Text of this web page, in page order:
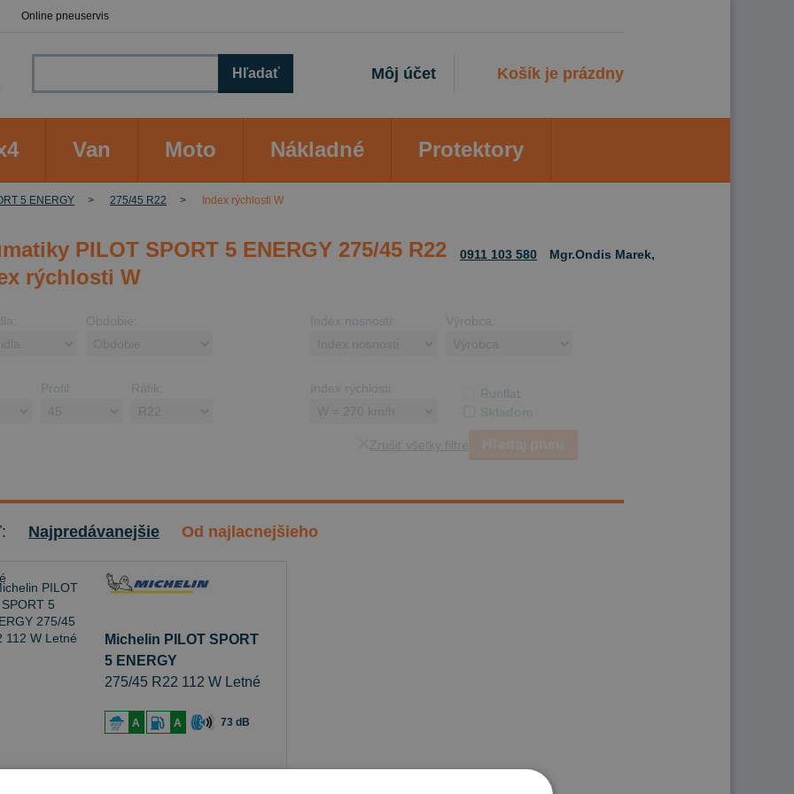
Online pneuservis
Košík je prázdny
Môj účet
Hľadať
Van Moto Nákladné Protektory
5 ENERGY 275/45 R22 Index rýchlosti W
PILOT SPORT 5 ENERGY 275/45 R22
rýchlosti W
0911 103 580 Mgr.Ondis Marek,
Obdobie: Index nosnosti: Výrobca:
Profil: Ráfik: Index rýchlosti:
Runflat
Skladom
Zrušiť všetky filtre
Najpredávanejšie Od najlacnejšieho
Michelin PILOT SPORT
5 ENERGY
275/45 R22 112 W Letné
A A 73 dB